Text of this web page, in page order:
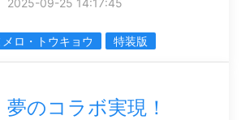
メロ・トウキョウ 特装版
夢のコラボ実現！